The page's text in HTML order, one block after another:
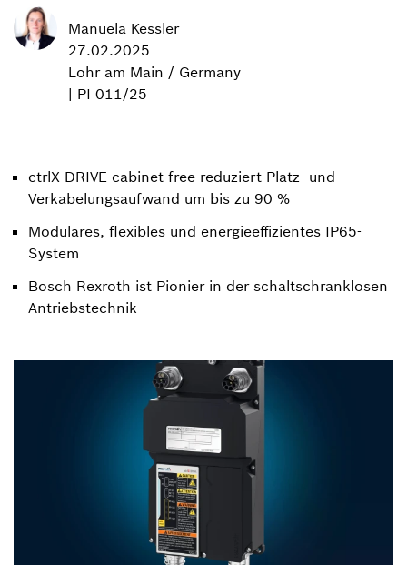
Manuela Kessler
27.02.2025
Lohr am Main / Germany
| PI 011/25
ctrlX DRIVE cabinet-free reduziert Platz- und
Verkabelungsaufwand um bis zu 90 %
Modulares, flexibles und energieeffizientes IP65-
System
Bosch Rexroth ist Pionier in der schaltschranklosen
Antriebstechnik